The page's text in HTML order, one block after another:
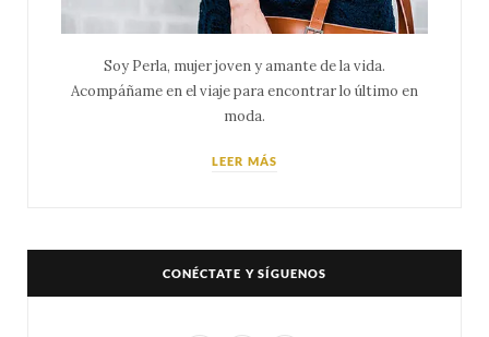
Soy Perla, mujer joven y amante de la vida.
Acompáñame en el viaje para encontrar lo último en
moda.
LEER MÁS
CONÉCTATE Y SÍGUENOS